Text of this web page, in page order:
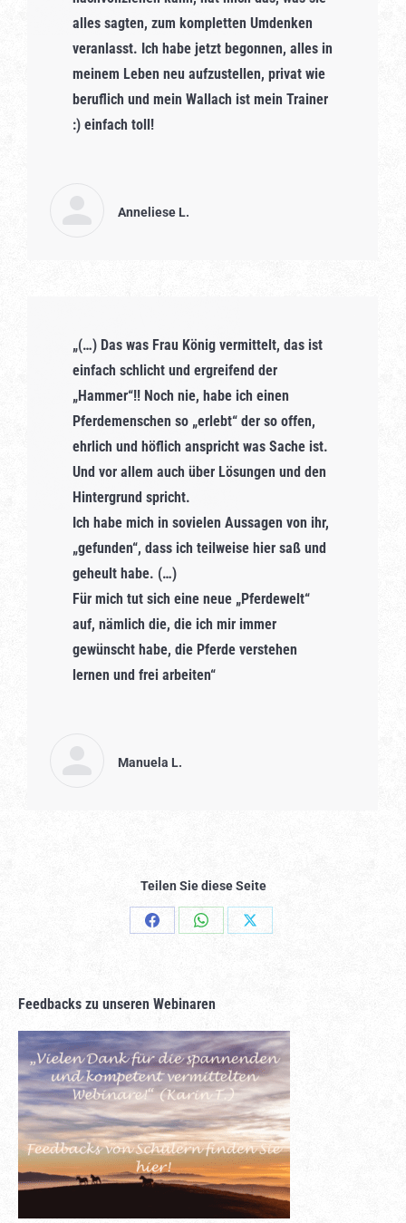
alles sagten, zum kompletten Umdenken
veranlasst. Ich habe jetzt begonnen, alles in
meinem Leben neu aufzustellen, privat wie
beruflich und mein Wallach ist mein Trainer
:) einfach toll!
Anneliese L.
„(…) Das was Frau König vermittelt, das ist
einfach schlicht und ergreifend der
„Hammer“!! Noch nie, habe ich einen
Pferdemenschen so „erlebt“ der so offen,
ehrlich und höflich anspricht was Sache ist.
Und vor allem auch über Lösungen und den
Hintergrund spricht.
Ich habe mich in sovielen Aussagen von ihr,
„gefunden“, dass ich teilweise hier saß und
geheult habe. (…)
Für mich tut sich eine neue „Pferdewelt“
auf, nämlich die, die ich mir immer
gewünscht habe, die Pferde verstehen
lernen und frei arbeiten“
Manuela L.
Teilen Sie diese Seite
Share
Share
Share
Feedbacks zu unseren Webinaren